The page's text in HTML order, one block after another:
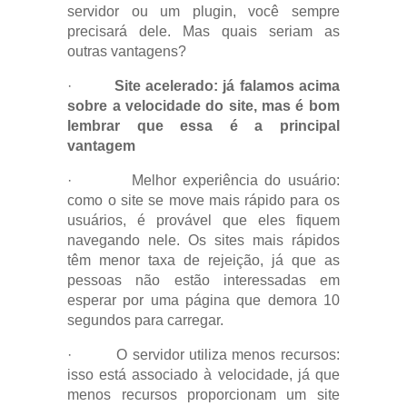
servidor ou um plugin, você sempre
precisará dele. Mas quais seriam as
outras vantagens?
· Site acelerado: já falamos acima
sobre a velocidade do site, mas é bom
lembrar que essa é a principal
vantagem
· Melhor experiência do usuário:
como o site se move mais rápido para os
usuários, é provável que eles fiquem
navegando nele. Os sites mais rápidos
têm menor taxa de rejeição, já que as
pessoas não estão interessadas em
esperar por uma página que demora 10
segundos para carregar.
· O servidor utiliza menos recursos:
isso está associado à velocidade, já que
menos recursos proporcionam um site